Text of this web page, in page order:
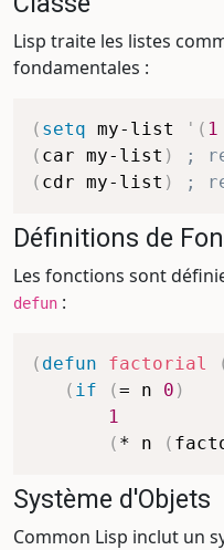
Lisp traite les listes
fondamentales :
( setq my-list '( 1
( car my-list )
;
( cdr my-list ) ;
Définitions de
Les fonctions sont
defun :
( defun factorial
( if (= n 0 )
1
( * n (
Système d'Objets
Common Lisp inclut un